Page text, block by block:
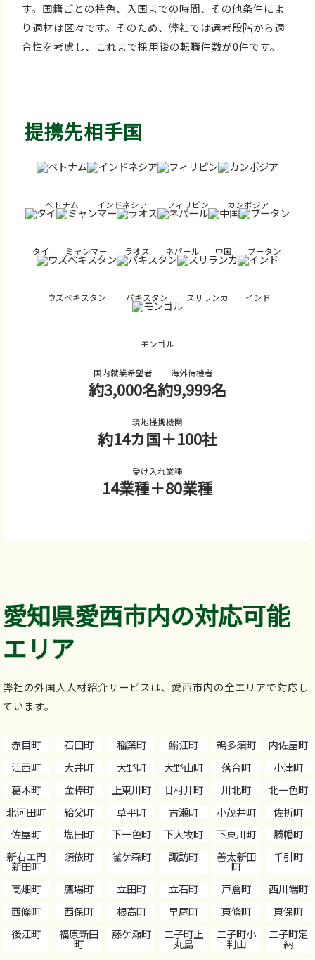
す。国籍ごとの特色、入国までの時間、その他条件によ
り適材は区々です。そのため、弊社では選考段階から適
合性を考慮し、これまで採用後の転職件数が0件です。
提携先相手国
ベトナム インドネシア フィリピン カンボジア
タイ ミャンマー ラオス ネパール 中国 ブータン
ウズベキスタン パキスタン スリランカ インド
モンゴル
国内就業希望者
約3,000名
海外待機者
約9,999名
現地提携機関
約14カ国＋100社
受け入れ業種
14業種＋80業種
愛知県愛西市内の対応可能
エリア
弊社の外国人人材紹介サービスは、愛西市内の全エリアで対応し
ています。
赤目町 石田町 稲葉町 鰯江町 鵜多須町
内佐屋町
江西町
大井町 大野町 大野山町 落合町
小津町
葛木町
金棒町 上東川町 甘村井町 川北町
北一色町
北河田町
給父町 草平町 古瀬町 小茂井町
佐折町
佐屋町
塩田町 下一色町 下大牧町 下東川町
勝幡町
新右エ門
新田町
須依町 雀ケ森町 諏訪町 善太新田
町
千引町
高畑町 鷹場町 立田町 立石町 戸倉町
西川端町
西條町
西保町 根高町 早尾町 東條町
東保町
後江町
福原新田
町
藤ケ瀬町 二子町上
丸島
二子町小
判山
二子町定
納